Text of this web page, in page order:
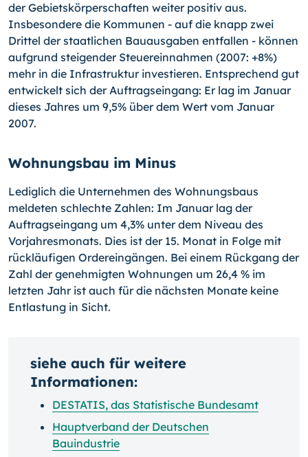
der Gebietskörperschaften weiter positiv aus.
Insbesondere die Kommunen - auf die knapp zwei
Drittel der staatlichen Bauausgaben entfallen - können
aufgrund steigender Steuereinnahmen (2007: +8%)
mehr in die Infrastruktur investieren. Entsprechend gut
entwickelt sich der Auftragseingang: Er lag im Januar
dieses Jahres um 9,5% über dem Wert vom Januar
2007.
Wohnungsbau im Minus
Lediglich die Unternehmen des Wohnungsbaus
meldeten schlechte Zahlen: Im Januar lag der
Auftragseingang um 4,3% unter dem Niveau des
Vorjahresmonats. Dies ist der 15. Monat in Folge mit
rückläufigen Ordereingängen. Bei einem Rückgang der
Zahl der genehmigten Wohnungen um 26,4 % im
letzten Jahr ist auch für die nächsten Monate keine
Entlastung in Sicht.
siehe auch für weitere
Informationen:
DESTATIS, das Statistische Bundesamt
Hauptverband der Deutschen
Bauindustrie